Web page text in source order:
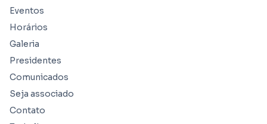
Eventos
Horários
Galeria
Presidentes
Comunicados
Seja associado
Contato